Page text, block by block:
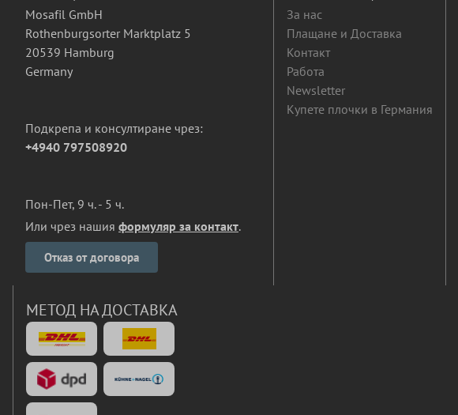
Mosafil GmbH
Rothenburgsorter Marktplatz 5
20539 Hamburg
Germany
Подкрепа и консултиране чрез:
+4940 797508920
Пон-Пет, 9 ч. - 5 ч.
Или чрез нашия формуляр за контакт.
Отказ от договора
За нас
Плащане и Доставка
Контакт
Работа
Newsletter
Купете плочки в Германия
МЕТОД НА ДОСТАВКА